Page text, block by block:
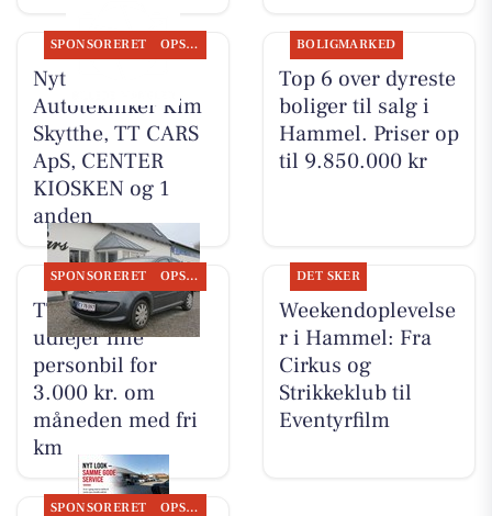
SPONSORERET OPSLAGSTAVLEN
Nyt fra
Autotekniker Kim
Skytthe, TT CARS
ApS, CENTER
KIOSKEN og 1
anden
BOLIGMARKED
Top 6 over dyreste
boliger til salg i
Hammel. Priser op
til 9.850.000 kr
SPONSORERET OPSLAGSTAVLEN
TT CARS ApS
udlejer lille
personbil for
3.000 kr. om
måneden med fri
km
DET SKER
Weekendoplevelse
r i Hammel: Fra
Cirkus og
Strikkeklub til
Eventyrfilm
SPONSORERET OPSLAGSTAVLEN